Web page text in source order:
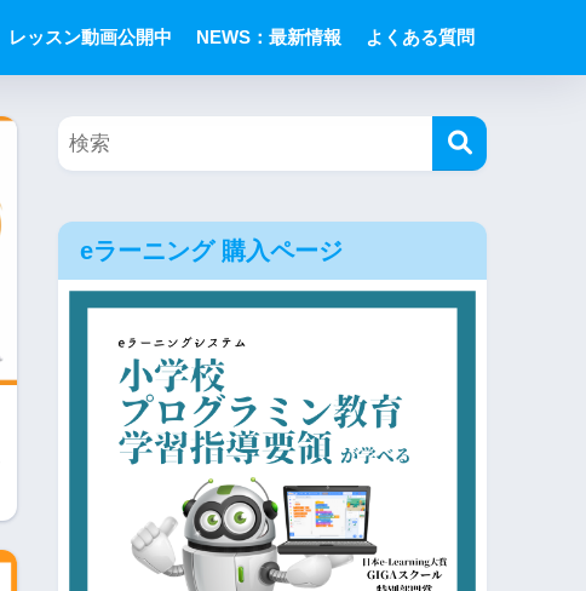
レッスン動画公開中 NEWS：最新情報 よくある質問
eラーニング 購入ページ